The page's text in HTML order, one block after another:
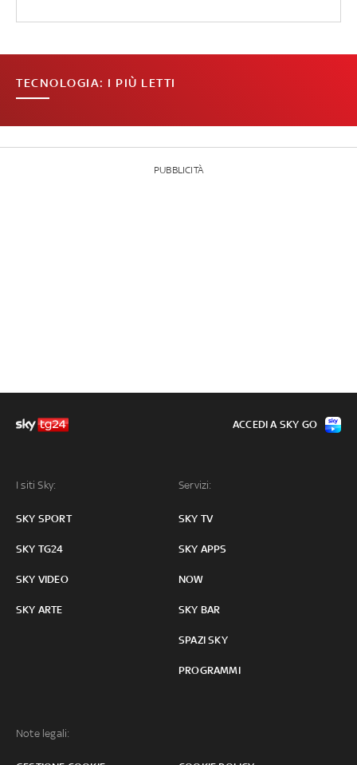
TECNOLOGIA: I PIÙ LETTI
PUBBLICITÀ
I siti Sky:
SKY SPORT
SKY TG24
SKY VIDEO
SKY ARTE
Servizi:
SKY TV
SKY APPS
NOW
SKY BAR
SPAZI SKY
PROGRAMMI
Note legali:
ACCEDI A SKY GO